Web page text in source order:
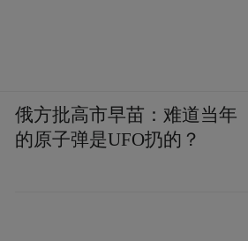
俄方批高市早苗：难道当年
的原子弹是UFO扔的？